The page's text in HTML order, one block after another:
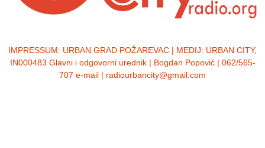
IMPRESSUM: URBAN GRAD POŽAREVAC | MEDIJ: URBAN CITY,
IN000483 Glavni i odgovorni urednik | Bogdan Popović | 062/565-
707 e-mail | radiourbancity@gmail.com